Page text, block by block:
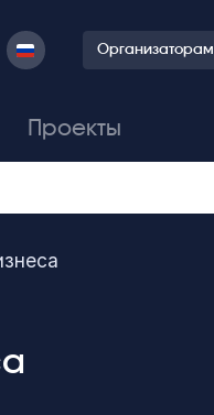
Организаторам
Проекты